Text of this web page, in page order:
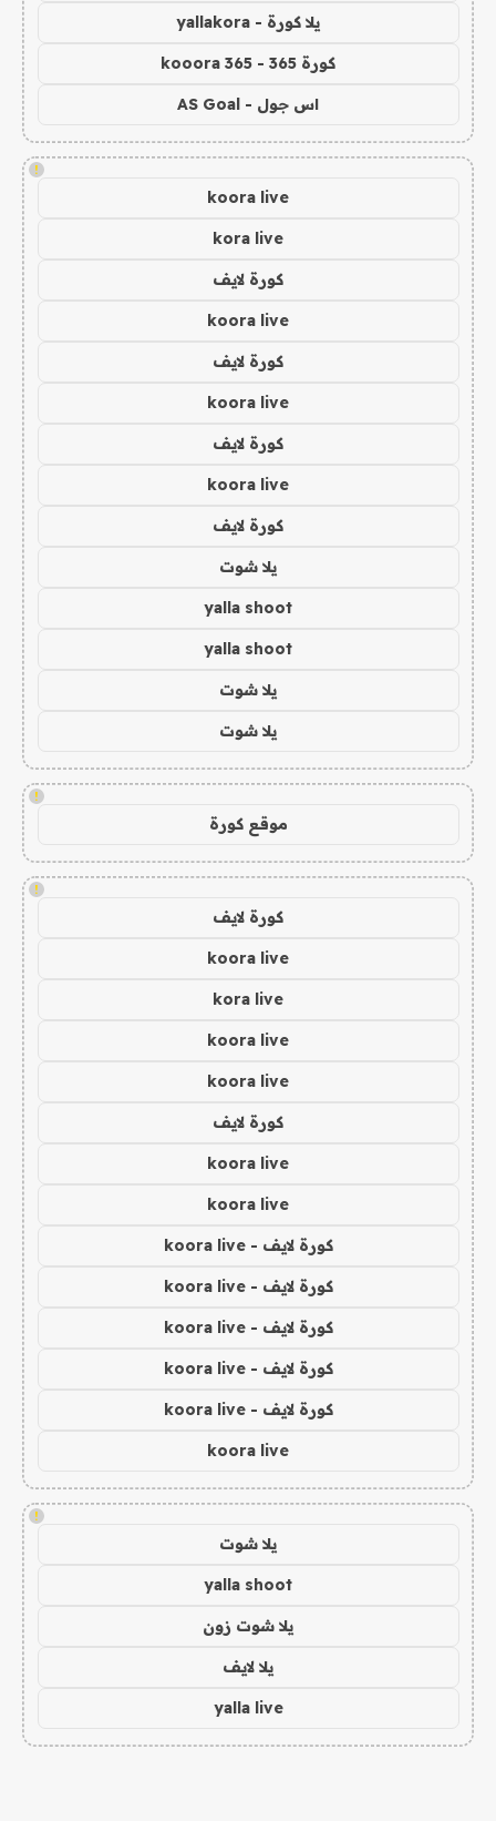
يلا كورة - yallakora
كورة 365 - kooora 365
اس جول - AS Goal
!
koora live
kora live
كورة لايف
koora live
كورة لايف
koora live
كورة لايف
koora live
كورة لايف
يلا شوت
yalla shoot
yalla shoot
يلا شوت
يلا شوت
!
موقع كورة
!
كورة لايف
koora live
kora live
koora live
koora live
كورة لايف
koora live
koora live
كورة لايف - koora live
كورة لايف - koora live
كورة لايف - koora live
كورة لايف - koora live
كورة لايف - koora live
koora live
!
يلا شوت
yalla shoot
يلا شوت زون
يلا لايف
yalla live